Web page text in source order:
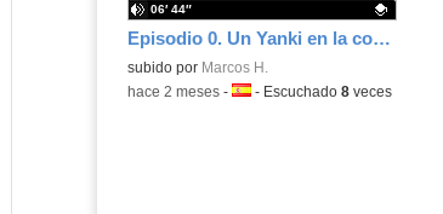
Episodio 0. Un Yanki en la corte de Carlos IV
Contenido educativo.
subido por Marcos H.
06′ 44″
-hace 2 meses- Idioma:
- Escuchado 8veces